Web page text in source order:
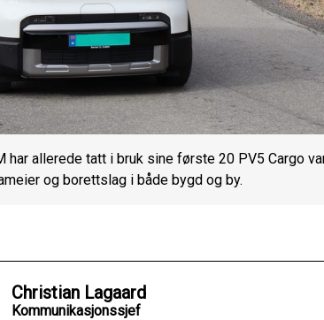
har allerede tatt i bruk sine første 20 PV5 Cargo
og borettslag i både bygd og by.
Christian Lagaard
Kommunikasjonssjef